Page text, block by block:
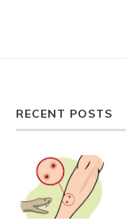
RECENT POSTS